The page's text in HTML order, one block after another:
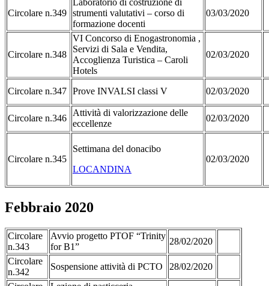
Circolare n.349
Laboratorio di costruzione di
strumenti valutativi – corso di
formazione docenti
03/03/2020
Circolare n.348
VI Concorso di Enogastronomia ,
Servizi di Sala e Vendita,
Accoglienza Turistica – Caroli
Hotels
02/03/2020
Circolare n.347 Prove INVALSI classi V 02/03/2020
Circolare n.346
Attività di valorizzazione delle
eccellenze
02/03/2020
Circolare n.345
Settimana del donacibo
LOCANDINA
02/03/2020
Febbraio 2020
Circolare
n.343
Avvio progetto PTOF “Trinity
for B1”
28/02/2020
Circolare
n.342
Sospensione attività di PCTO
28/02/2020